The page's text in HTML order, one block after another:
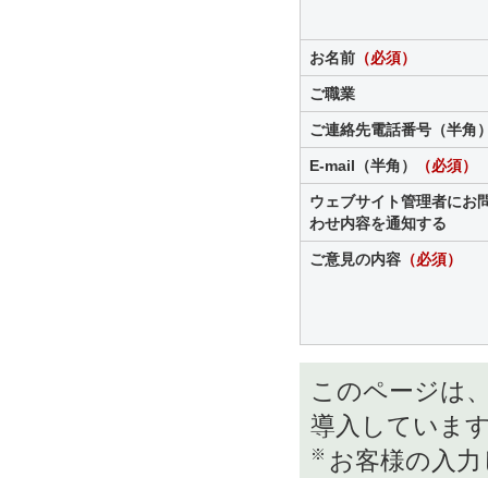
お名前 （必須）
ご職業
ご連絡先電話番号（半角
E-mail（半角） （必須）
ウェブサイト管理者にお
わせ内容を通知する
ご意見の内容 （必須）
このページは
導入していま
※ お客様の入